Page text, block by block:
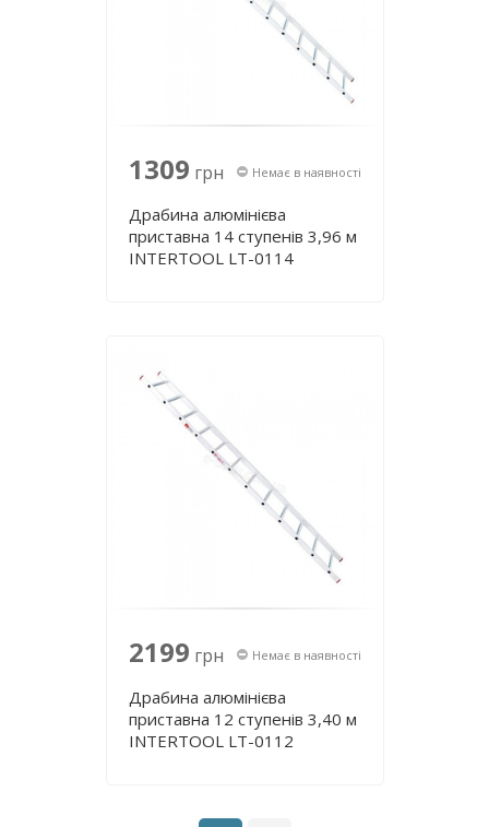
1309 грн Немає в наявності
Драбина алюмінієва
приставна 14 ступенів 3,96 м
INTERTOOL LT-0114
2199 грн Немає в наявності
Драбина алюмінієва
приставна 12 ступенів 3,40 м
INTERTOOL LT-0112